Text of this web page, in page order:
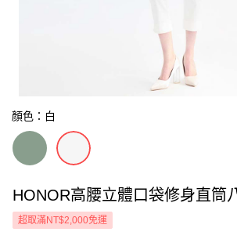
顏色：白
HONOR高腰立體口袋修身直筒
超取滿NT$2,000免運